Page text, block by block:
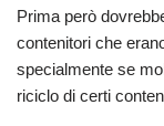
Prima però
contenitori che
specialmente se
riciclo di certi